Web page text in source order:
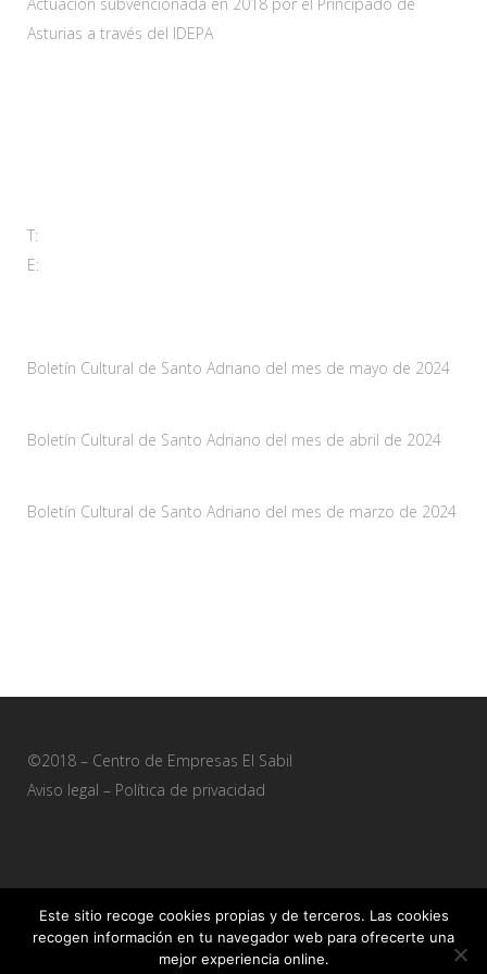
Asturias a través del IDEPA
T:
E:
Boletín Cultural de Santo Adriano del mes de mayo de 2024
Boletín Cultural de Santo Adriano del mes de abril de 2024
Boletín Cultural de Santo Adriano del mes de marzo de 2024
©2018 – Centro de Empresas El Sabil
Aviso legal – Política de privacidad
Sitio web desarrollado por +QueGusto S.C.
Este sitio recoge cookies propias y de terceros. Las cookies
recogen información en tu navegador web para ofrecerte una
mejor experiencia online.